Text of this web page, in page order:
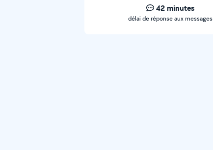
42 minutes
délai de réponse aux messages